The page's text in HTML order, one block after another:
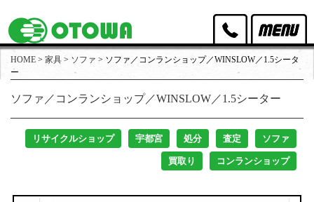
オトワリバースのポリシー
取扱家具
取扱家電
HOME > 家具 > ソファ > ソファ／コンランショップ／WINSLOW／1.5シータ
ー
ソファ／コンランショップ／WINSLOW／1.5シーター
リサイクルショップ 宇都宮 処分 査定 ソファ
買取り コンランショップ